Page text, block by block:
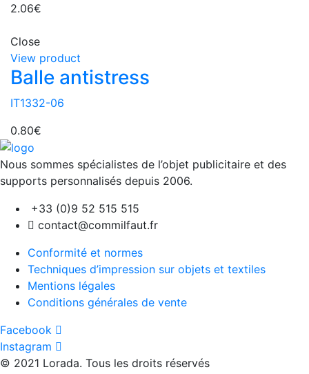
2.06€
Close
View product
Balle antistress
IT1332-06
0.80€
Nous sommes spécialistes de l’objet publicitaire et des
supports personnalisés depuis 2006.
+33 (0)9 52 515 515
contact@commilfaut.fr
Conformité et normes
Techniques d’impression sur objets et textiles
Mentions légales
Conditions générales de vente
Facebook
Instagram
© 2021 Lorada. Tous les droits réservés